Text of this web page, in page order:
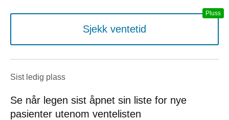
Sjekk ventetid
Sist ledig plass
Se når legen sist åpnet sin liste for nye
pasienter utenom ventelisten